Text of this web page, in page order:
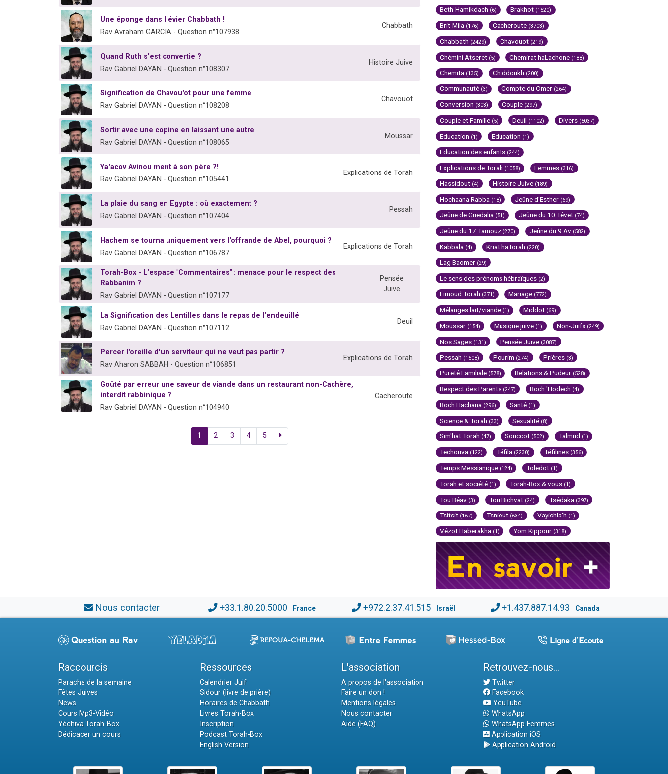
Une éponge dans l'évier Chabbath !
Rav Avraham GARCIA - Question n°107938
Chabbath
Quand Ruth s'est convertie ?
Rav Gabriel DAYAN - Question n°108307
Histoire Juive
Signification de Chavou'ot pour une femme
Rav Gabriel DAYAN - Question n°108208
Chavouot
Sortir avec une copine en laissant une autre
Rav Gabriel DAYAN - Question n°108065
Moussar
Ya'acov Avinou ment à son père ?!
Rav Gabriel DAYAN - Question n°105441
Explications de Torah
La plaie du sang en Egypte : où exactement ?
Rav Gabriel DAYAN - Question n°107404
Pessah
Hachem se tourna uniquement vers l'offrande de Abel, pourquoi ?
Rav Gabriel DAYAN - Question n°106787
Explications de Torah
Torah-Box - L'espace "Commentaires" : menace pour le respect des
Rabbanim ?
Rav Gabriel DAYAN - Question n°107177
Pensée
Juive
La Signification des Lentilles dans le repas de l'endeuillé
Rav Gabriel DAYAN - Question n°107112
Deuil
Percer l'oreille d'un serviteur qui ne veut pas partir ?
Rav Aharon SABBAH - Question n°106851
Explications de Torah
Goûté par erreur une saveur de viande dans un restaurant non-Cachère,
interdit rabbinique ?
Rav Gabriel DAYAN - Question n°104940
Cacheroute
1 2 3 4 5
Beth-Hamikdach (6) Brakhot (1520)
Brit-Mila (176) Cacheroute (3703)
Chabbath (2429) Chavouot (219)
Chémini Atseret (5) Chemirat haLachone (188)
Chemita (135) Chiddoukh (200)
Communauté (3) Compte du Omer (264)
Conversion (303) Couple (297)
Couple et Famille (5) Deuil (1102) Divers (5037)
Education (1) Education (1)
Education des enfants (244)
Explications de Torah (1058) Femmes (316)
Hassidout (4) Histoire Juive (189)
Hochaana Rabba (18) Jeûne d'Esther (69)
Jeûne de Guedalia (51) Jeûne du 10 Tévet (74)
Jeûne du 17 Tamouz (270) Jeûne du 9 Av (582)
Kabbala (4) Kriat haTorah (220)
Lag Baomer (29)
Le sens des prénoms hébraïques (2)
Limoud Torah (371) Mariage (772)
Mélanges lait/viande (1) Middot (69)
Moussar (154) Musique juive (1) Non-Juifs (249)
Nos Sages (131) Pensée Juive (3087)
Pessah (1508) Pourim (274) Prières (3)
Pureté Familiale (578) Relations & Pudeur (528)
Respect des Parents (247) Roch 'Hodech (4)
Roch Hachana (296) Santé (1)
Science & Torah (33) Sexualité (8)
Sim'hat Torah (47) Souccot (502) Talmud (1)
Techouva (122) Téfila (2230) Téfilines (356)
Temps Messianique (124) Toledot (1)
Torah et société (1) Torah-Box & vous (1)
Tou Béav (3) Tou Bichvat (24) Tsédaka (397)
Tsitsit (167) Tsniout (634) Vayichla'h (1)
Vézot Haberakha (1) Yom Kippour (318)
Nous contacter +33.1.80.20.5000 France +972.2.37.41.515 Israël +1.437.887.14.93 Canada
Raccourcis
Paracha de la semaine
Fêtes Juives
News
Cours Mp3-Vidéo
Yéchiva Torah-Box
Dédicacer un cours
Ressources
Calendrier Juif
Sidour (livre de prière)
Horaires de Chabbath
Livres Torah-Box
Inscription
Podcast Torah-Box
English Version
L'association
A propos de l'association
Faire un don !
Mentions légales
Nous contacter
Aide (FAQ)
Retrouvez-nous...
Twitter
Facebook
YouTube
WhatsApp
WhatsApp Femmes
Application iOS
Application Android